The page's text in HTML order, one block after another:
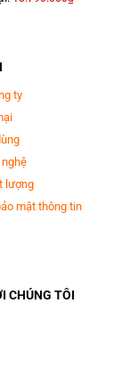
khối
hợp cho những
8kg, máy giặt
ty
lượng
mật thông tin
CHÚNG TÔI